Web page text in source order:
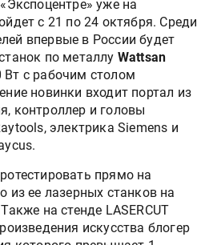
уже на
с 21 по 24 октября. Среди
впервые в России будет
по металлу Wattsan
с рабочим столом
новинки входит портал из
контроллер и головы
электрика Siemens и
прямо на
из ее лазерных станков на
на стенде LASERCUT
искусства блогер